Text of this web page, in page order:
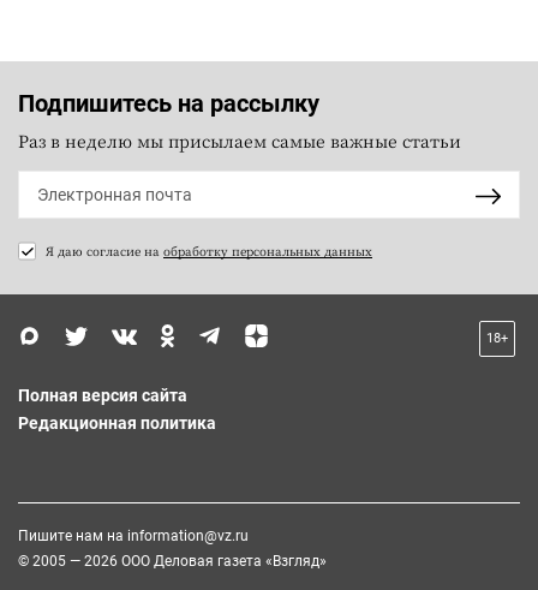
Подпишитесь на рассылку
Раз в неделю мы присылаем самые важные статьи
Я даю согласие на обработку персональных данных
18+
Полная версия сайта
Редакционная политика
Пишите нам на information@vz.ru
© 2005 — 2026 ООО Деловая газета «Взгляд»